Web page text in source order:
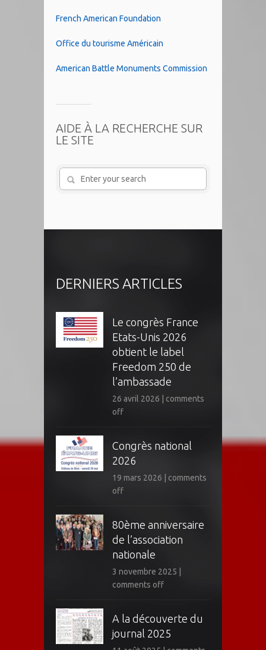
French American Foundation
Office du tourisme Américain
American Battle Monuments Commission
AIDE À LA RECHERCHE SUR
LE SITE
DERNIERS ARTICLES
Le congrès France
Etats-Unis 2026
obtient le label
Freedom 250 de
l’ambassade
26 avril 2026
comments
off
Congrès national
2026
19 mars 2026
comments
off
80ème anniversaire
de l’association
nationale
3 novembre 2025
comments off
A la découverte du
journal 2025